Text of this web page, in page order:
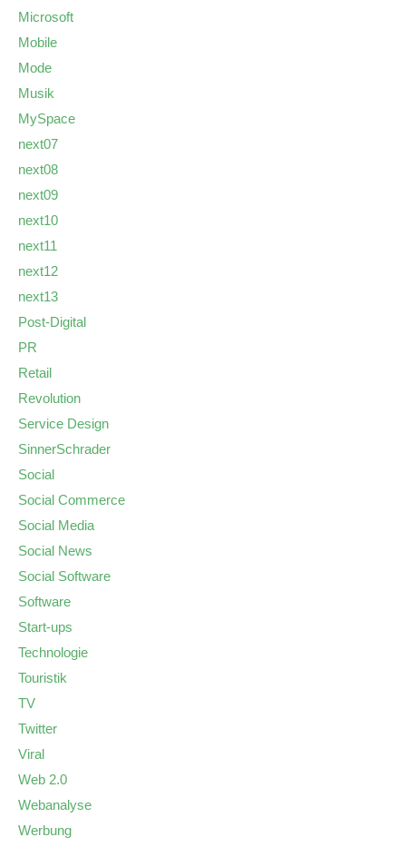
Microsoft
Mobile
Mode
Musik
MySpace
next07
next08
next09
next10
next11
next12
next13
Post-Digital
PR
Retail
Revolution
Service Design
SinnerSchrader
Social
Social Commerce
Social Media
Social News
Social Software
Software
Start-ups
Technologie
Touristik
TV
Twitter
Viral
Web 2.0
Webanalyse
Werbung